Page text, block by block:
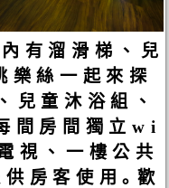
有溜滑梯、兒
樂絲一起來探
兒童沐浴組、
間房間獨立wi
、一樓公共
房客使用｡歡